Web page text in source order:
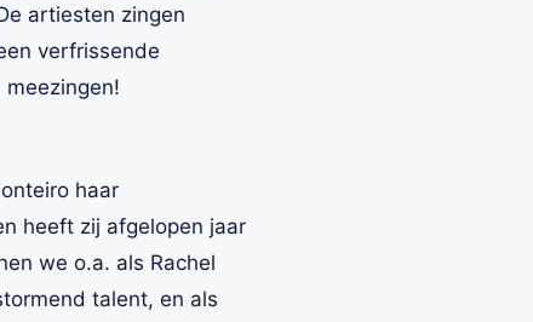
artiesten zingen
verfrissende
haar
heeft zij afgelopen jaar
we o.a. als Rachel
talent, en als